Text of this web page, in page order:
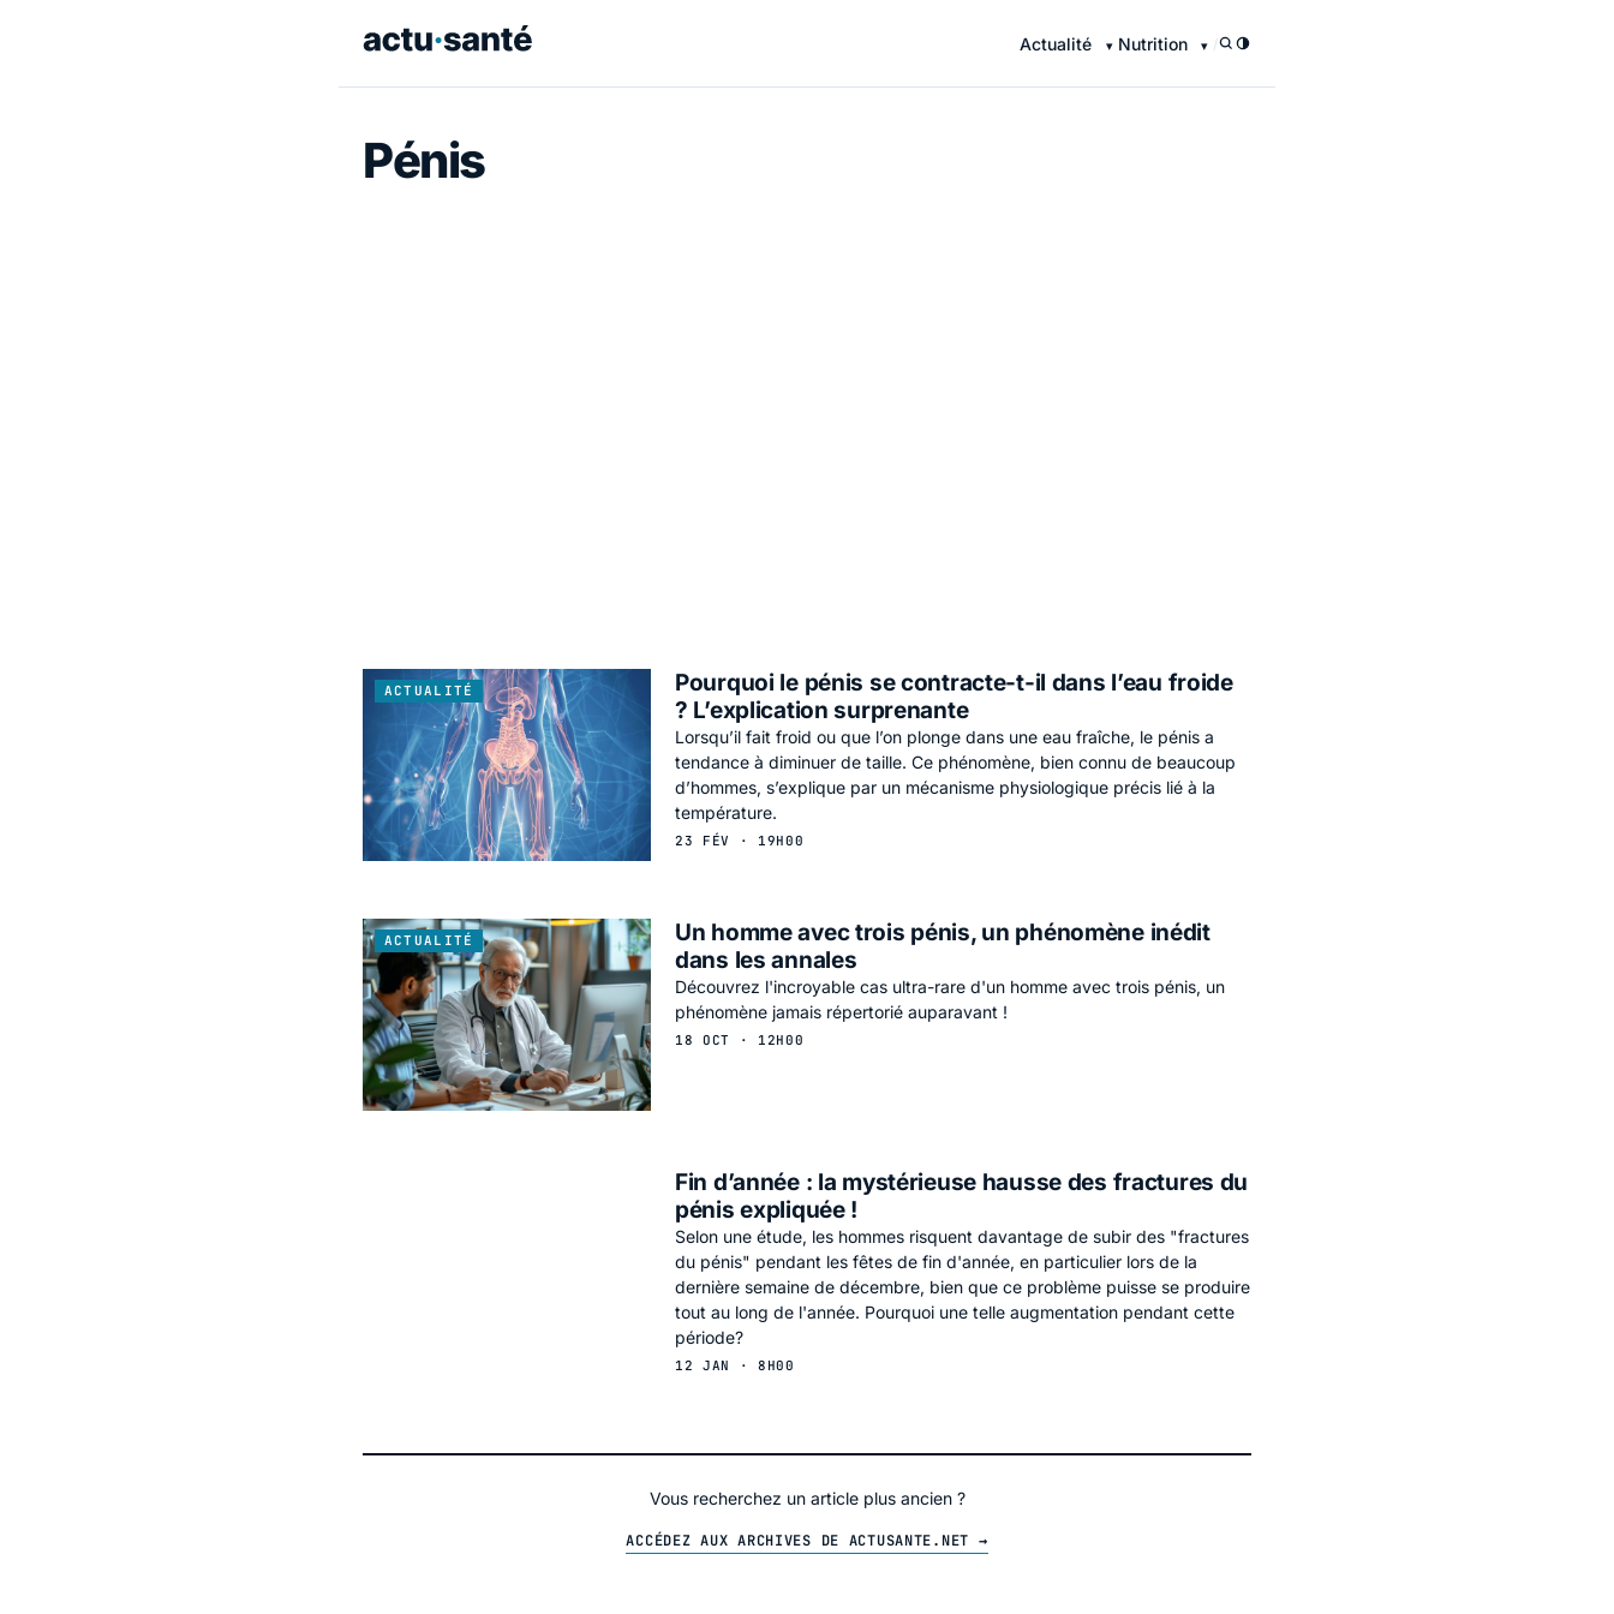
Actualité Nutrition /
Pénis
ACTUALITÉ
Pourquoi le pénis se contracte-t-il dans l’eau froide
? L’explication surprenante
Lorsqu’il fait froid ou que l’on plonge dans une eau fraîche, le pénis a
tendance à diminuer de taille. Ce phénomène, bien connu de beaucoup
d’hommes, s’explique par un mécanisme physiologique précis lié à la
température.
23 FÉV · 19H00
ACTUALITÉ
Un homme avec trois pénis, un phénomène inédit
dans les annales
Découvrez l'incroyable cas ultra-rare d'un homme avec trois pénis, un
phénomène jamais répertorié auparavant !
18 OCT · 12H00
Fin d’année : la mystérieuse hausse des fractures du
pénis expliquée !
Selon une étude, les hommes risquent davantage de subir des "fractures
du pénis" pendant les fêtes de fin d'année, en particulier lors de la
dernière semaine de décembre, bien que ce problème puisse se produire
tout au long de l'année. Pourquoi une telle augmentation pendant cette
période?
12 JAN · 8H00
Vous recherchez un article plus ancien ?
ACCÉDEZ AUX ARCHIVES DE ACTUSANTE.NET →